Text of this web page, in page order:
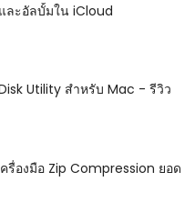
ละอัลบั้มใน iCloud
Utility สำหรับ Mac - รีวิว
รื่องมือ Zip Compression ยอด